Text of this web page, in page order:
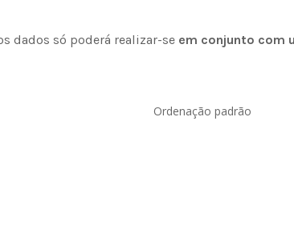
dados só poderá realizar-se em conjunto com